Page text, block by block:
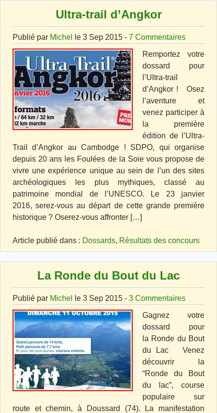
Ultra-trail d’Angkor
Publié par Michel le 3 Sep 2015 - 7 Commentaires
Remportez votre
dossard pour
l’Ultra-trail
d’Angkor ! Osez
l’aventure et
venez participer à
la première
édition de l’Ultra-
Trail d’Angkor au Cambodge ! SDPO, qui organise
depuis 20 ans les Foulées de la Soie vous propose de
vivre une expérience unique au sein de l’un des sites
archéologiques les plus mythiques, classé au
patrimoine mondial de l’UNESCO. Le 23 janvier
2016, serez-vous au départ de cette grande première
historique ? Oserez-vous affronter […]
Article publié dans : Dossards, Résultats des concours
La Ronde du Bout du Lac
Publié par Michel le 3 Sep 2015 - 3 Commentaires
Gagnez votre
dossard pour
la Ronde du Bout
du Lac Venez
découvrir la
“Ronde du Bout
du lac”, course
populaire sur
route et chemin, à Doussard (74). La manifestation